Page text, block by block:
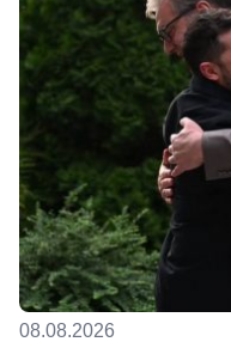
08.08.2026